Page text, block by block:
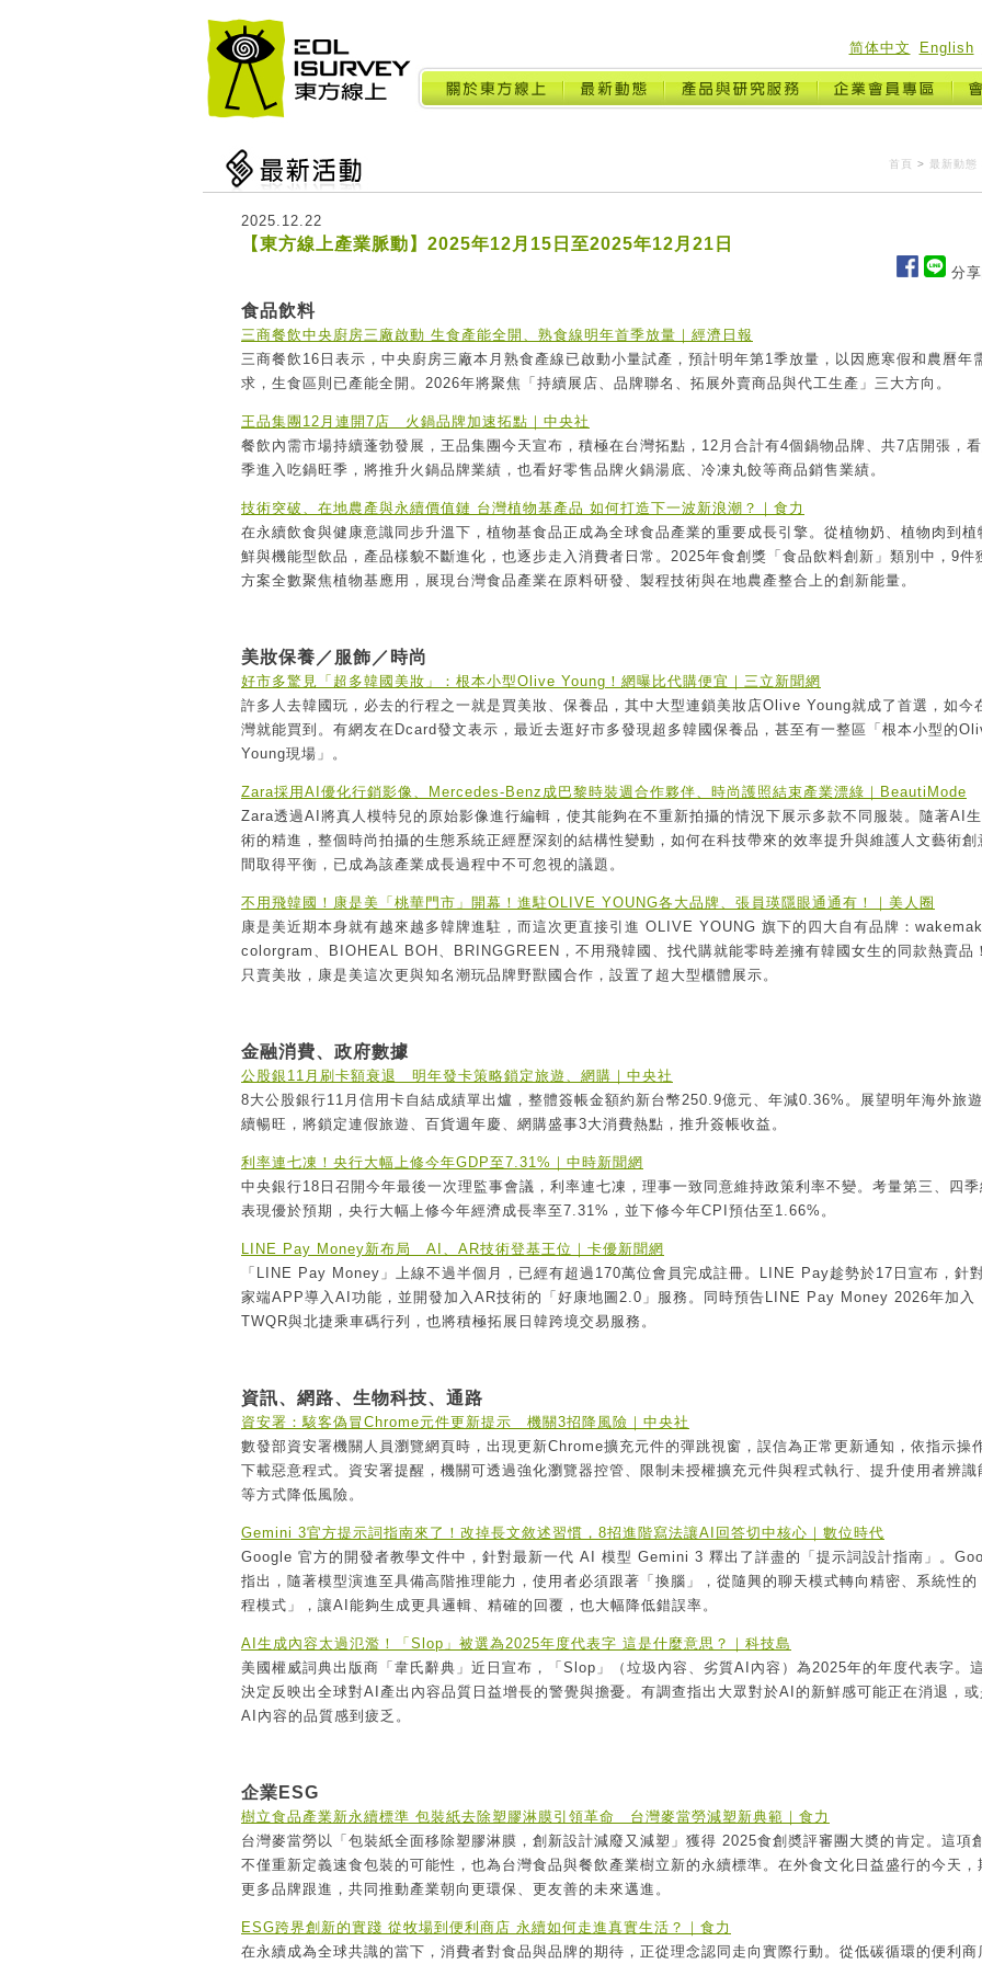
简体中文 English
首頁 > 最新動態
2025.12.22
【東方線上產業脈動】2025年12月15日至2025年12月21日
分
食品飲料
三商餐飲中央廚房三廠啟動 生食產能全開、熟食線明年首季放量｜經濟日報
三商餐飲16日表示，中央廚房三廠本月熟食產線已啟動小量試產，預計明年第1季放量，以因應寒假和農曆年
求，生食區則已產能全開。2026年將聚焦「持續展店、品牌聯名、拓展外賣商品與代工生產」三大方向。
王品集團12月連開7店 火鍋品牌加速拓點｜中央社
餐飲內需市場持續蓬勃發展，王品集團今天宣布，積極在台灣拓點，12月合計有4個鍋物品牌、共7店開張，
季進入吃鍋旺季，將推升火鍋品牌業績，也看好零售品牌火鍋湯底、冷凍丸餃等商品銷售業績。
技術突破、在地農產與永續價值鏈 台灣植物基產品 如何打造下一波新浪潮？｜食力
在永續飲食與健康意識同步升溫下，植物基食品正成為全球食品產業的重要成長引擎。從植物奶、植物肉到植
鮮與機能型飲品，產品樣貌不斷進化，也逐步走入消費者日常。2025年食創獎「食品飲料創新」類別中，9件
方案全數聚焦植物基應用，展現台灣食品產業在原料研發、製程技術與在地農產整合上的創新能量。
美妝保養／服飾／時尚
好市多驚見「超多韓國美妝」：根本小型Olive Young！網曝比代購便宜｜三立新聞網
許多人去韓國玩，必去的行程之一就是買美妝、保養品，其中大型連鎖美妝店Olive Young就成了首選，如今
灣就能買到。有網友在Dcard發文表示，最近去逛好市多發現超多韓國保養品，甚至有一整區「根本小型的
Young現場」。
Zara採用AI優化行銷影像、Mercedes-Benz成巴黎時裝週合作夥伴、時尚護照結束產業漂綠｜BeautiMode
Zara透過AI將真人模特兒的原始影像進行編輯，使其能夠在不重新拍攝的情況下展示多款不同服裝。隨著AI
術的精進，整個時尚拍攝的生態系統正經歷深刻的結構性變動，如何在科技帶來的效率提升與維護人文藝術創
間取得平衡，已成為該產業成長過程中不可忽視的議題。
不用飛韓國！康是美「桃華門市」開幕！進駐OLIVE YOUNG各大品牌、張員瑛隱眼通通有！｜美人圈
康是美近期本身就有越來越多韓牌進駐，而這次更直接引進 OLIVE YOUNG 旗下的四大自有品牌：
colorgram、BIOHEAL BOH、BRINGGREEN，不用飛韓國、找代購就能零時差擁有韓國女生的同款熱賣品
只賣美妝，康是美這次更與知名潮玩品牌野獸國合作，設置了超大型櫃體展示。
金融消費、政府數據
公股銀11月刷卡額衰退 明年發卡策略鎖定旅遊、網購｜中央社
8大公股銀行11月信用卡自結成績單出爐，整體簽帳金額約新台幣250.9億元、年減0.36%。展望明年海外旅
續暢旺，將鎖定連假旅遊、百貨週年慶、網購盛事3大消費熱點，推升簽帳收益。
利率連七凍！央行大幅上修今年GDP至7.31%｜中時新聞網
中央銀行18日召開今年最後一次理監事會議，利率連七凍，理事一致同意維持政策利率不變。考量第三、四季
表現優於預期，央行大幅上修今年經濟成長率至7.31%，並下修今年CPI預估至1.66%。
LINE Pay Money新布局 AI、AR技術登基王位｜卡優新聞網
「LINE Pay Money」上線不過半個月，已經有超過170萬位會員完成註冊。LINE Pay趁勢於17日宣布，針
家端APP導入AI功能，並開發加入AR技術的「好康地圖2.0」服務。同時預告LINE Pay Money 2026年加入
TWQR與北捷乘車碼行列，也將積極拓展日韓跨境交易服務。
資訊、網路、生物科技、通路
資安署：駭客偽冒Chrome元件更新提示 機關3招降風險｜中央社
數發部資安署機關人員瀏覽網頁時，出現更新Chrome擴充元件的彈跳視窗，誤信為正常更新通知，依指示操
下載惡意程式。資安署提醒，機關可透過強化瀏覽器控管、限制未授權擴充元件與程式執行、提升使用者辨識
等方式降低風險。
Gemini 3官方提示詞指南來了！改掉長文敘述習慣，8招進階寫法讓AI回答切中核心｜數位時代
Google 官方的開發者教學文件中，針對最新一代 AI 模型 Gemini 3 釋出了詳盡的「提示詞設計指南」。
指出，隨著模型演進至具備高階推理能力，使用者必須跟著「換腦」，從隨興的聊天模式轉向精密、系統性的
程模式」，讓AI能夠生成更具邏輯、精確的回覆，也大幅降低錯誤率。
AI生成內容太過氾濫！「Slop」被選為2025年度代表字 這是什麼意思？｜科技島
美國權威詞典出版商「韋氏辭典」近日宣布，「Slop」（垃圾內容、劣質AI內容）為2025年的年度代表字。
決定反映出全球對AI產出內容品質日益增長的警覺與擔憂。有調查指出大眾對於AI的新鮮感可能正在消退，或
AI內容的品質感到疲乏。
企業ESG
樹立食品產業新永續標準 包裝紙去除塑膠淋膜引領革命 台灣麥當勞減塑新典範｜食力
台灣麥當勞以「包裝紙全面移除塑膠淋膜，創新設計減廢又減塑」獲得 2025食創奬評審團大奬的肯定。這項
不僅重新定義速食包裝的可能性，也為台灣食品與餐飲產業樹立新的永續標準。在外食文化日益盛行的今天，
更多品牌跟進，共同推動產業朝向更環保、更友善的未來邁進。
ESG跨界創新的實踐 從牧場到便利商店 永續如何走進真實生活？｜食力
在永續成為全球共識的當下，消費者對食品與品牌的期待，正從理念認同走向實際行動。從低碳循環的便利商